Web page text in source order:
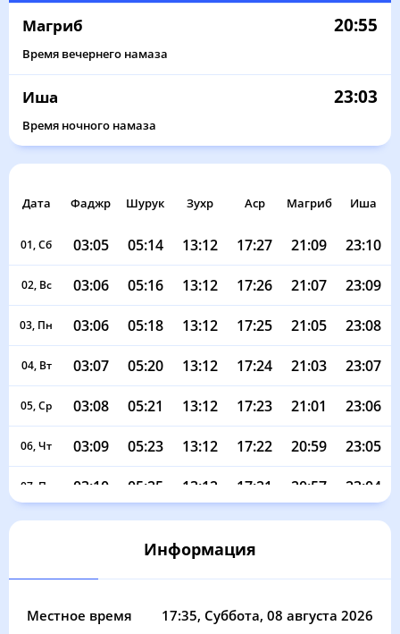
Магриб 20:55
Время вечернего намаза
Иша 23:03
Время ночного намаза
Дата Фаджр Шурук Зухр Аср Магриб Иша
01, Сб 03:05 05:14 13:12 17:27 21:09 23:10
02, Вс 03:06 05:16 13:12 17:26 21:07 23:09
03, Пн 03:06 05:18 13:12 17:25 21:05 23:08
04, Вт 03:07 05:20 13:12 17:24 21:03 23:07
05, Ср 03:08 05:21 13:12 17:23 21:01 23:06
06, Чт 03:09 05:23 13:12 17:22 20:59 23:05
07, Пт 03:10 05:25 13:12 17:21 20:57 23:04
03:10 05:27 13:11 17:20 20:55 23:03
13:11 17:18 23:01
Информация
Местное время 17:35, Суббота, 08 августа 2026